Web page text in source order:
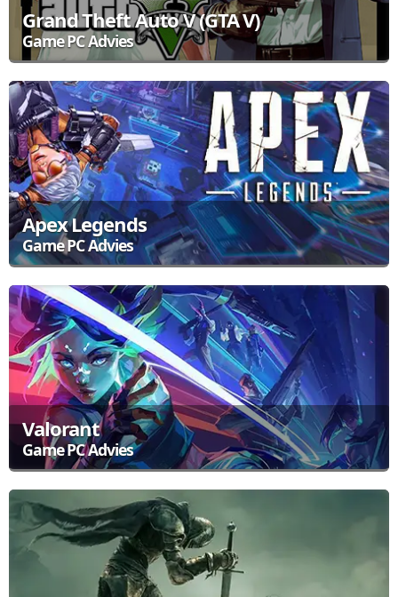
Grand Theft Auto V (GTA V)
Game PC Advies
omgeving. Je kruipt in de huid van een personage en probeert
door illigale activiteiten de wereld van Los Santos te
overmeesteren. Speel alleen of samen met je vrienden en blijf uit
de handen van de politie!
Bekijk de aanbevolen Game Computers
Apex Legends
Game PC Advies
samenwerkt om de laatste overlevende te zijn. Het spel vereist
snelle reacties en strategische samenwerking, dus een
betrouwbare gaming PC is cruciaal.
Bekijk de aanbevolen Game Computers
Valorant
Game PC Advies
en teamwerk centraal staan. Om optimaal te kunnen spelen, is een
krachtige PC essentieel.
Bekijk de aanbevolen Game Computers